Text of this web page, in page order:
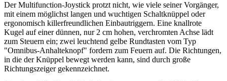
Der Multifunction-Joystick protzt nicht, wie viele seiner Vorgänger,
mit einem möglichst langen und wuchtigen Schaltknüppel oder
ergonomisch killerfreundlichen Einbautriggern. Eine knallrote
Kugel auf einer dünnen, nur 2 cm hohen, verchromten Achse lädt
zum Steuern ein; zwei leuchtend gelbe Rundtasten vom Typ
"Omnibus-Anhalteknopf" fordern zum Feuern auf. Die Richtungen,
in die der Knüppel bewegt werden kann, sind durch große
Richtungszeiger gekennzeichnet.